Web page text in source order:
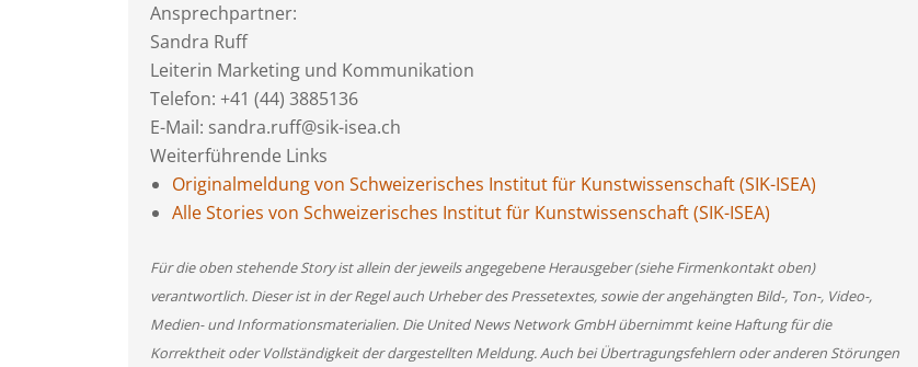
Ansprechpartner:
Sandra Ruff
Leiterin Marketing und Kommunikation
Telefon: +41 (44) 3885136
E-Mail: sandra.ruff@sik-isea.ch
Weiterführende Links
Originalmeldung von Schweizerisches Institut für Kunstwissenschaft (SIK-ISEA)
Alle Stories von Schweizerisches Institut für Kunstwissenschaft (SIK-ISEA)
Für die oben stehende Story ist allein der jeweils angegebene Herausgeber (siehe Firmenkontakt oben)
verantwortlich. Dieser ist in der Regel auch Urheber des Pressetextes, sowie der angehängten Bild-, Ton-, Video-,
Medien- und Informationsmaterialien. Die United News Network GmbH übernimmt keine Haftung für die
Korrektheit oder Vollständigkeit der dargestellten Meldung. Auch bei Übertragungsfehlern oder anderen Störungen